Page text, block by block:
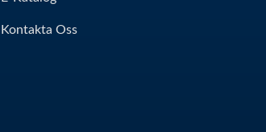
Kontakta Oss